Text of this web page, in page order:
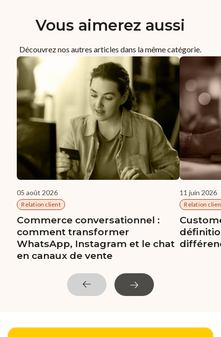
Vous aimerez aussi
Découvrez nos autres articles dans la même catégorie.
05 août 2026
Relation client
Commerce conversationnel :
comment transformer
WhatsApp, Instagram et le chat
en canaux de vente
11 juin 2026
Relation